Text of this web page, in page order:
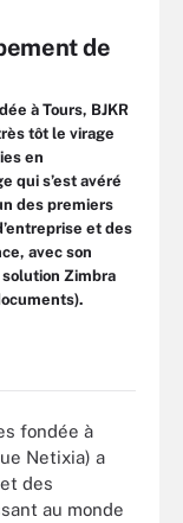
de
à Tours, BJKR
tôt le virage
en
qui s’est avéré
des premiers
et des
avec son
Zimbra
fondée à
Netixia) a
des
au monde